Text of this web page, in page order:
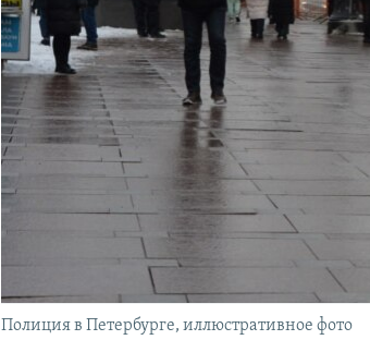
Полиция в Петербурге, иллюстративное фото